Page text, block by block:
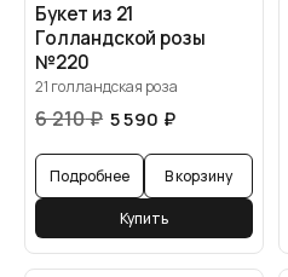
Букет из 21
Голландской розы
№220
21 голландская роза
6 210₽ 5 590 ₽
Подробнее В корзину
Купить